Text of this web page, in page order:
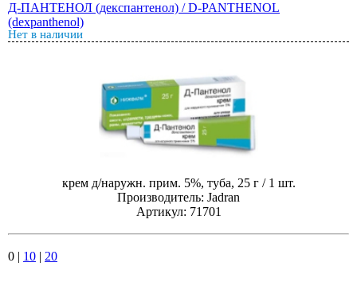
Д-ПАНТЕНОЛ (декспантенол) / D-PANTHENOL
(dexpanthenol)
Нет в наличии
крем д/наружн. прим. 5%, туба, 25 г / 1 шт.
Производитель: Jadran
Артикул: 71701
0 | 10 | 20